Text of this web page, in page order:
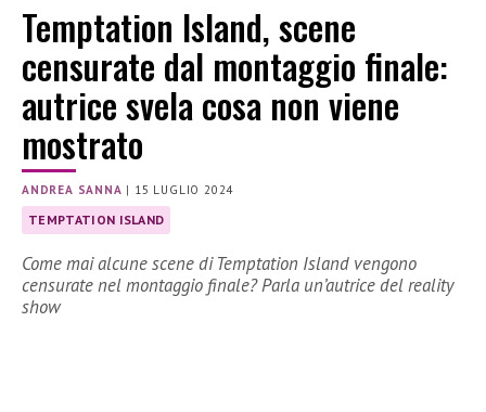
Temptation Island, scene
censurate dal montaggio finale:
autrice svela cosa non viene
mostrato
ANDREA SANNA | 15 LUGLIO 2024
TEMPTATION ISLAND
Come mai alcune scene di Temptation Island vengono
censurate nel montaggio finale? Parla un’autrice del reality
show